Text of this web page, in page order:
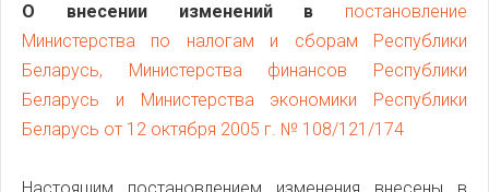
О внесении изменений в постановление
Министерства по налогам и сборам Республики
Беларусь, Министерства финансов Республики
Беларусь и Министерства экономики Республики
Беларусь от 12 октября 2005 г. № 108/121/174